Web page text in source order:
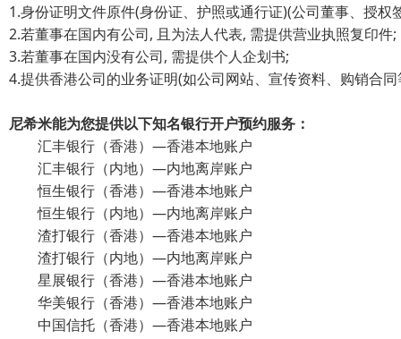
1.身份证明文件原件(身份证、护照或通行证)(公司董事、授权
2.若董事在国内有公司, 且为法人代表, 需提供营业执照复印件;
3.若董事在国内没有公司, 需提供个人企划书;
4.提供香港公司的业务证明(如公司网站、宣传资料、购销合
尼希米能为您提供以下知名银行开户预约服务：
汇丰银行（香港）—香港本地账户
汇丰银行（内地）—内地离岸账户
恒生银行（香港）—香港本地账户
恒生银行（内地）—内地离岸账户
渣打银行（香港）—香港本地账户
渣打银行（内地）—内地离岸账户
星展银行（香港）—香港本地账户
华美银行（香港）—香港本地账户
中国信托（香港）—香港本地账户